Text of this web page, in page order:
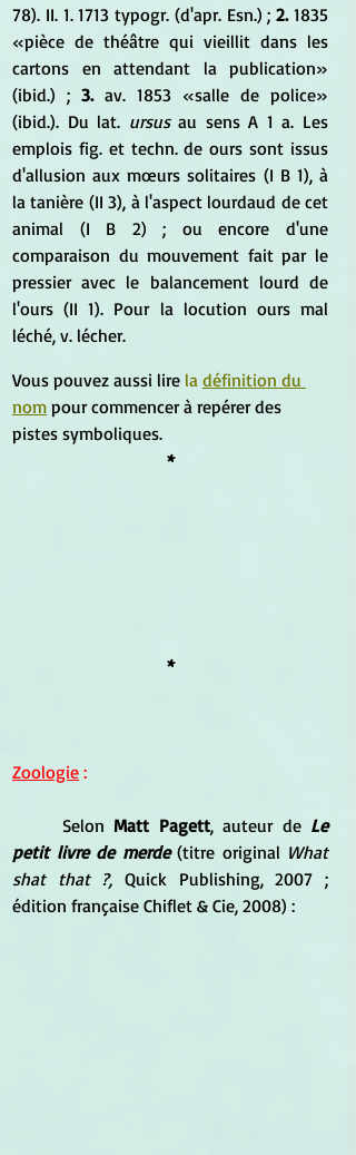
78). II. 1. 1713 typogr. (d'apr. Esn.) ; 2. 1835
«pièce de théâtre qui vieillit dans les
cartons en attendant la publication»
(ibid.) ; 3. av. 1853 «salle de police»
(ibid.). Du lat. ursus au sens A 1 a. Les
emplois fig. et techn. de ours sont issus
d'allusion aux mœurs solitaires (I B 1), à
la tanière (II 3), à l'aspect lourdaud de cet
animal (I B 2) ; ou encore d'une
comparaison du mouvement fait par le
pressier avec le balancement lourd de
l'ours (II 1). Pour la locution ours mal
léché, v. lécher.
Vous pouvez aussi lire la définition du
nom pour commencer à repérer des
pistes symboliques.
*
*
Zoologie :
	Selon
Matt Pagett, auteur de Le
petit livre de merde (titre original What
shat that ?, Quick Publishing, 2007 ;
édition française Chiflet & Cie, 2008) :